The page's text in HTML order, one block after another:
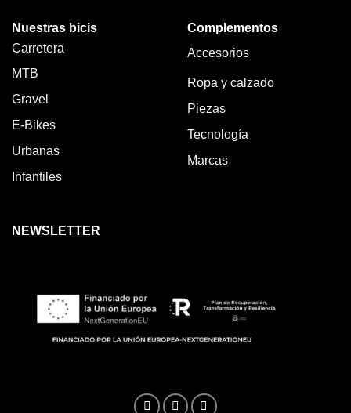
Nuestras bicis
Carretera
MTB
Gravel
E-Bikes
Urbanas
Infantiles
Complementos
Accesorios
Ropa y calzado
Piezas
Tecnología
Marcas
NEWSLETTER